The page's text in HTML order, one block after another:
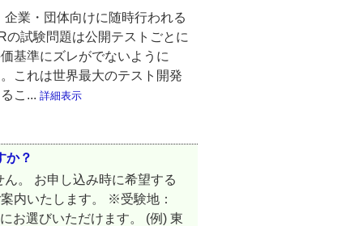
業・団体向けに随時行われる
試験問題は公開テストごとに
基準にズレがでないように
これは世界最大のテスト開発
こ... 詳細表示
か？
。 お申し込み時に希望する
内いたします。 ※受験地：
お選びいただけます。 (例) 東